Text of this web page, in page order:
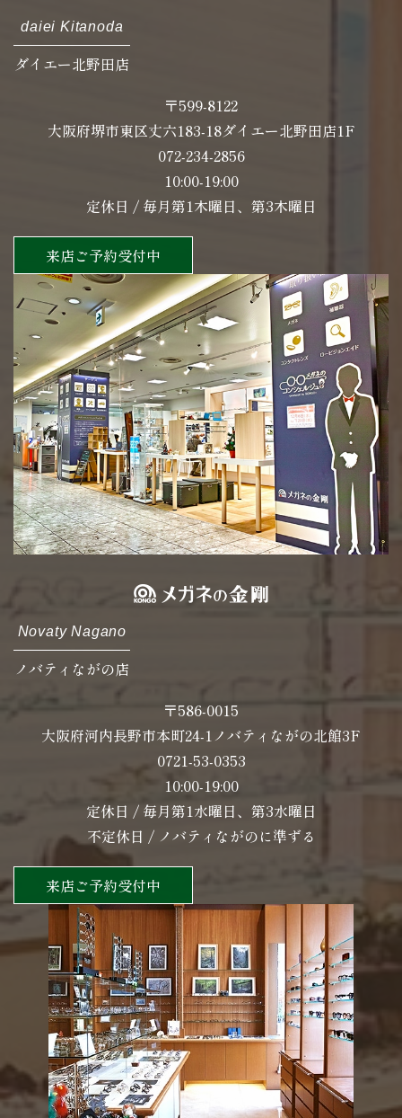
daiei Kitanoda
ダイエー北野田店
〒599-8122
大阪府堺市東区丈六183-18ダイエー北野田店1F
072-234-2856
10:00-19:00
定休日 / 毎月第1木曜日、第3木曜日
来店ご予約受付中
Novaty Nagano
ノバティながの店
〒586-0015
大阪府河内長野市本町24-1ノバティながの北館3F
0721-53-0353
10:00-19:00
定休日 / 毎月第1水曜日、第3水曜日
不定休日 / ノバティながのに準ずる
来店ご予約受付中